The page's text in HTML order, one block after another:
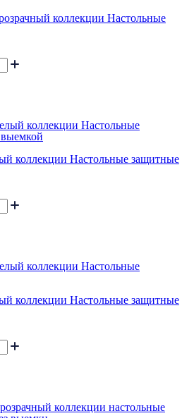
коллекции Настольные
коллекции Настольные защитные
коллекции Настольные защитные